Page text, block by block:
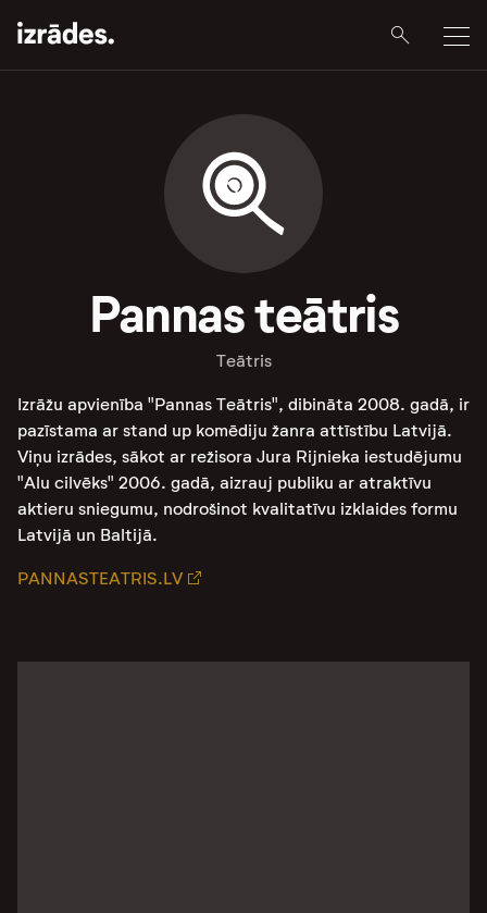
Pannas teātris
Teātris
Izrāžu apvienība "Pannas Teātris", dibināta 2008. gadā, ir
pazīstama ar stand up komēdiju žanra attīstību Latvijā.
Viņu izrādes, sākot ar režisora Jura Rijnieka iestudējumu
"Alu cilvēks" 2006. gadā, aizrauj publiku ar atraktīvu
aktieru sniegumu, nodrošinot kvalitatīvu izklaides formu
Latvijā un Baltijā​​.
PANNASTEATRIS.LV